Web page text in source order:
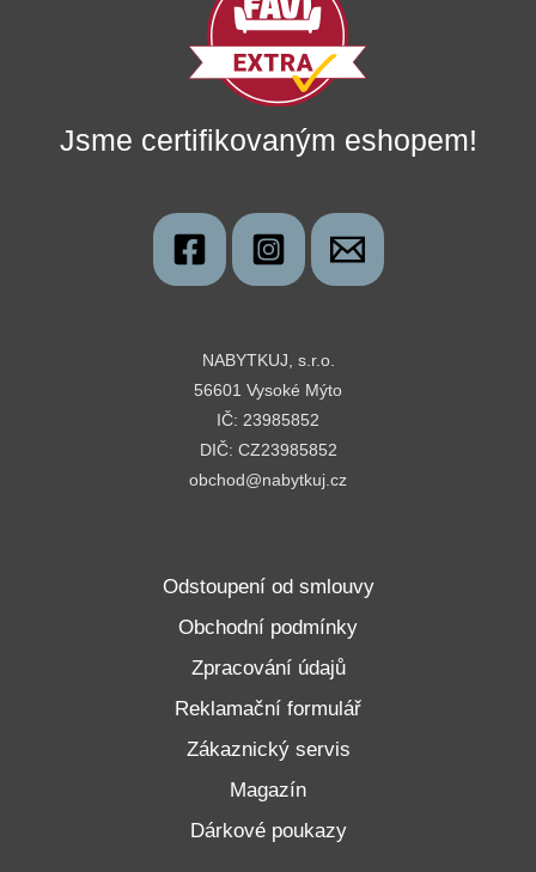
Jsme certifikovaným eshopem!
NABYTKUJ, s.r.o.
56601 Vysoké Mýto
IČ: 23985852
DIČ: CZ23985852
obchod@nabytkuj.cz
Odstoupení od smlouvy
Obchodní podmínky
Zpracování údajů
Reklamační formulář
Zákaznický servis
Magazín
Dárkové poukazy